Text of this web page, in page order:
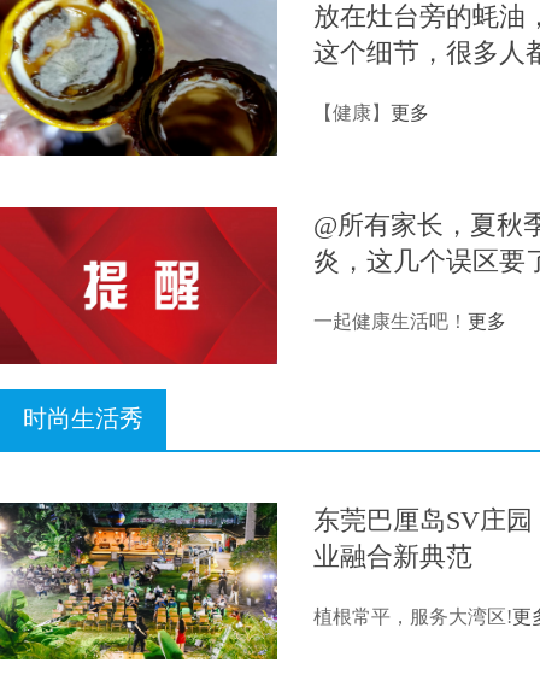
放在灶台旁的蚝油
这个细节，很多人
【健康】 更多
@所有家长，夏秋
炎，这几个误区要
一起健康生活吧！ 更多
时尚生活秀
东莞巴厘岛SV庄
业融合新典范
植根常平，服务大湾区!更